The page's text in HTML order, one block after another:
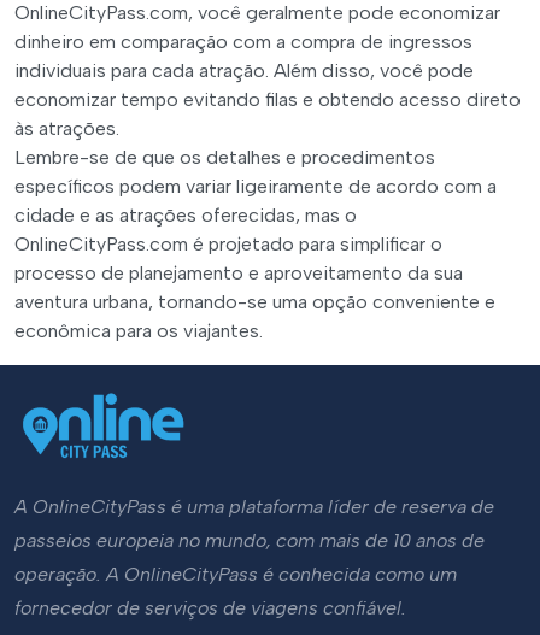
OnlineCityPass.com, você geralmente pode economizar
dinheiro em comparação com a compra de ingressos
individuais para cada atração. Além disso, você pode
economizar tempo evitando filas e obtendo acesso direto
às atrações.
Lembre-se de que os detalhes e procedimentos
específicos podem variar ligeiramente de acordo com a
cidade e as atrações oferecidas, mas o
OnlineCityPass.com é projetado para simplificar o
processo de planejamento e aproveitamento da sua
aventura urbana, tornando-se uma opção conveniente e
econômica para os viajantes.
A OnlineCityPass é uma plataforma líder de reserva de
passeios europeia no mundo, com mais de 10 anos de
operação. A OnlineCityPass é conhecida como um
fornecedor de serviços de viagens confiável.